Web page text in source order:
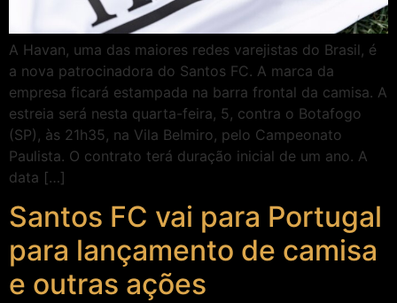
A Havan, uma das maiores redes varejistas do Brasil, é
a nova patrocinadora do Santos FC. A marca da
empresa ficará estampada na barra frontal da camisa. A
estreia será nesta quarta-feira, 5, contra o Botafogo
(SP), às 21h35, na Vila Belmiro, pelo Campeonato
Paulista. O contrato terá duração inicial de um ano. A
data […]
Santos FC vai para Portugal
para lançamento de camisa
e outras ações